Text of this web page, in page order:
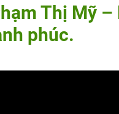
Thị Mỹ –
phúc.